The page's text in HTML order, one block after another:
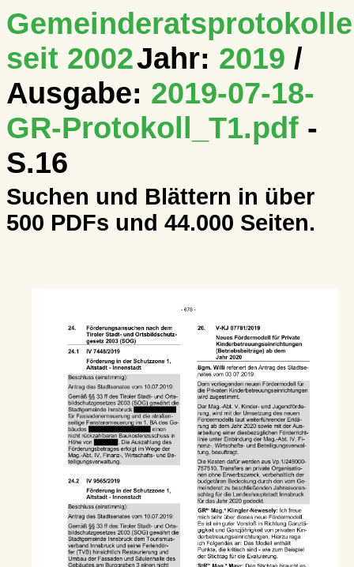
Gemeinderatsprotokolle
seit 2002Jahr: 2019 /
Ausgabe: 2019-07-18-
GR-Protokoll_T1.pdf -
S.16
Suchen und Blättern in über
500 PDFs und 44.000 Seiten.